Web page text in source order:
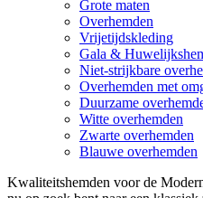
Grote maten
Overhemden
Vrijetijdskleding
Gala &
Niet-strijkbare
Overhemden met
Duurzame
Witte overhemden
Zwarte overhemden
Blauwe overhemden
Kwaliteitshemden voor de